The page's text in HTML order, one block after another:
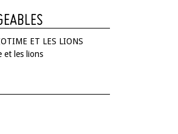
ET LES LIONS
et les lions